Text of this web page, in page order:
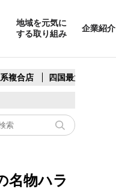
地域を元気に
する取り組み
企業紹介
複合店 四国最大スリコ
名物ハラ